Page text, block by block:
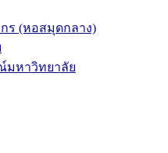
ร (หอสมุดกลาง)
มหาวิทยาลัย